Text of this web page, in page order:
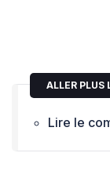
ALLER PLUS
Lire le